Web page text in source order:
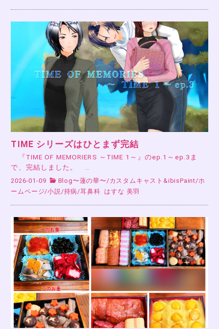
TIME シリーズはひとまず完結
『TIME OF MEMORIERS ～TIME 1～』のep.1～ep.3ま
で、完結しました。 …
2026-01-09 Blog〜蓮の華〜/カスタムキャスト&ibisPaint/ホ
ームページ/小説/持病/耳鼻科 はすな 美羽